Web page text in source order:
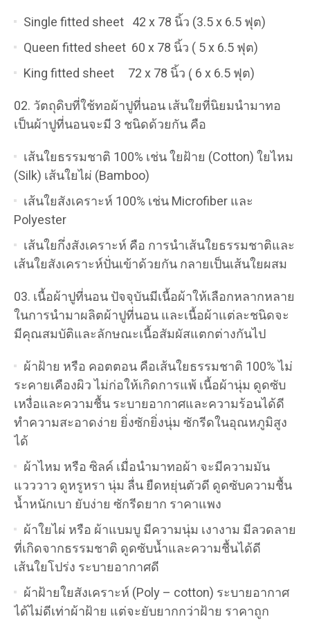
Single fitted sheet 42 x 78 นิ้ว (3.5 x 6.5 ฟุต)
Queen fitted sheet 60 x 78 นิ้ว ( 5 x 6.5 ฟุต)
King fitted sheet 72 x 78 นิ้ว (ุ 6 x 6.5 ฟุต)
วัตถุดิบที่ใช้ทอผ้าปูที่นอน เส้นใยที่นิยมนำมาทอ
เป็นผ้าปูที่นอนจะมี 3 ชนิดด้วยกัน คือ
เส้นใยธรรมชาติ 100% เช่น ใยฝ้าย (Cotton) ใยไหม
(Silk) เส้นใยไผ่ (Bamboo)
เส้นใยสังเคราะห์ 100% เช่น Microfiber และ
Polyester
เส้นใยกึ่งสังเคราะห์ คือ การนำเส้นใยธรรมชาติและ
เส้นใยสังเคราะห์ปั่นเข้าด้วยกัน กลายเป็นเส้นใยผสม
เนื้อผ้าปูที่นอน ปัจจุบันมีเนื้อผ้าให้เลือกหลากหลาย
ในการนำมาผลิตผ้าปูที่นอน และเนื้อผ้าแต่ละชนิดจะ
มีคุณสมบัติและลักษณะเนื้อสัมผัสแตกต่างกันไป
ผ้าฝ้าย หรือ คอตตอน คือเส้นใยธรรมชาติ 100% ไม่
ระคายเคืองผิว ไม่ก่อให้เกิดการแพ้ เนื้อผ้านุ่ม ดูดซับ
เหงื่อและความชื้น ระบายอากาศและความร้อนได้ดี
ทำความสะอาดง่าย ยิ่งซักยิ่งนุ่ม ซักรีดในอุณหภูมิสูง
ได้
ผ้าไหม หรือ ซิลค์ เมื่อนำมาทอผ้า จะมีความมัน
แวววาว ดูหรูหรา นุ่ม ลื่น ยืดหยุ่นตัวดี ดูดซับความชื้น
น้ำหนักเบา ยับง่าย ซักรีดยาก ราคาแพง
ผ้าใยไผ่ หรือ ผ้าแบมบู มีความนุ่ม เงางาม มีลวดลาย
ที่เกิดจากธรรมชาติ ดูดซับน้ำและความชื้นได้ดี
เส้นใยโปร่ง ระบายอากาศดี
ผ้าฝ้ายใยสังเคราะห์ (Poly – cotton) ระบายอากาศ
ได้ไม่ดีเท่าผ้าฝ้าย แต่จะยับยากกว่าฝ้าย ราคาถูก